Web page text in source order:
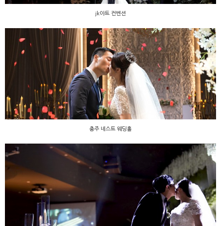
jk아트 컨벤션
충주 네스트 웨딩홀
충주 네스트 웨딩홀
원주 아모르 라스텔라가든홀